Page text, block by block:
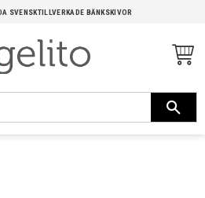
SVENSKTILLVERKADE BÄNKSKIVOR